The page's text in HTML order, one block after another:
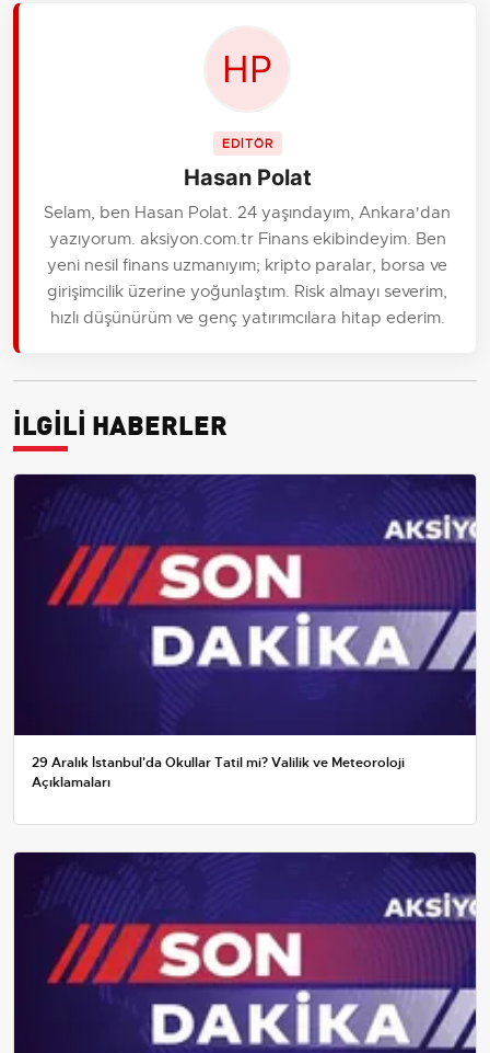
EDİTÖR
Hasan Polat
Selam, ben Hasan Polat. 24 yaşındayım, Ankara'dan
yazıyorum. aksiyon.com.tr Finans ekibindeyim. Ben
yeni nesil finans uzmanıyım; kripto paralar, borsa ve
girişimcilik üzerine yoğunlaştım. Risk almayı severim,
hızlı düşünürüm ve genç yatırımcılara hitap ederim.
İLGİLİ HABERLER
29 Aralık İstanbul'da Okullar Tatil mi? Valilik ve Meteoroloji
Açıklamaları